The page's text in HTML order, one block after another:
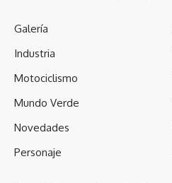
Galería
Industria
Motociclismo
Mundo Verde
Novedades
Personaje